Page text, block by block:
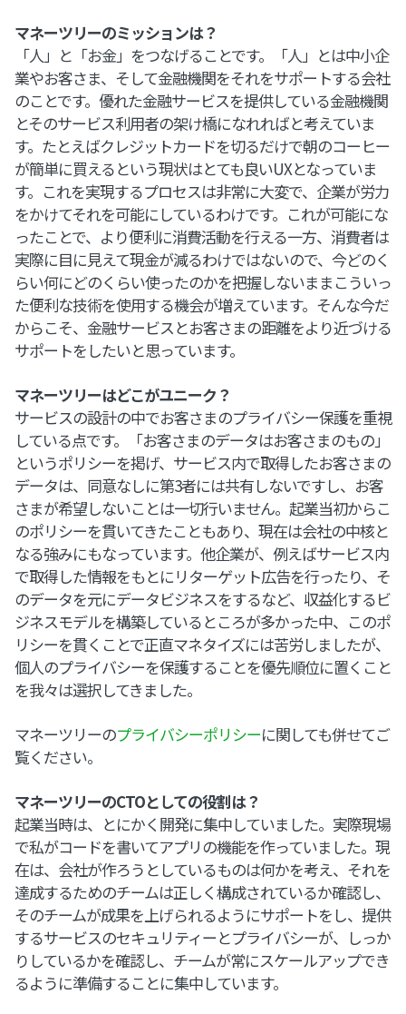
マネーツリーのミッションは？
「人」と「お金」をつなげることです。「人」とは中小企
業やお客さま、そして金融機関をそれをサポートする会社
のことです。優れた金融サービスを提供している金融機関
とそのサービス利用者の架け橋になれればと考えていま
す。たとえばクレジットカードを切るだけで朝のコーヒー
が簡単に買えるという現状はとても良いUXとなっていま
す。これを実現するプロセスは非常に大変で、企業が労力
をかけてそれを可能にしているわけです。これが可能にな
ったことで、より便利に消費活動を行える一方、消費者は
実際に目に見えて現金が減るわけではないので、今どのく
らい何にどのくらい使ったのかを把握しないままこういっ
た便利な技術を使用する機会が増えています。そんな今だ
からこそ、金融サービスとお客さまの距離をより近づける
サポートをしたいと思っています。
マネーツリーはどこがユニーク？
サービスの設計の中でお客さまのプライバシー保護を重視
している点です。「お客さまのデータはお客さまのもの」
というポリシーを掲げ、サービス内で取得したお客さまの
データは、同意なしに第3者には共有しないですし、お客
さまが希望しないことは一切行いません。起業当初からこ
のポリシーを貫いてきたこともあり、現在は会社の中核と
なる強みにもなっています。他企業が、例えばサービス内
で取得した情報をもとにリターゲット広告を行ったり、そ
のデータを元にデータビジネスをするなど、収益化するビ
ジネスモデルを構築しているところが多かった中、このポ
リシーを貫くことで正直マネタイズには苦労しましたが、
個人のプライバシーを保護することを優先順位に置くこと
を我々は選択してきました。
マネーツリーのプライバシーポリシーに関しても併せてご
覧ください。
マネーツリーのCTOとしての役割は？
起業当時は、とにかく開発に集中していました。実際現場
で私がコードを書いてアプリの機能を作っていました。現
在は、会社が作ろうとしているものは何かを考え、それを
達成するためのチームは正しく構成されているか確認し、
そのチームが成果を上げられるようにサポートをし、提供
するサービスのセキュリティーとプライバシーが、しっか
りしているかを確認し、チームが常にスケールアップでき
るように準備することに集中しています。